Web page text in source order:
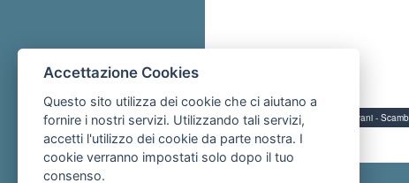
Servizi per i giovani -
Accettazione Cookies
Questo sito utilizza dei cookie che ci aiutano a
fornire i nostri servizi. Utilizzando tali servizi,
accetti l'utilizzo dei cookie da parte nostra. I
cookie verranno impostati solo dopo il tuo
consenso.